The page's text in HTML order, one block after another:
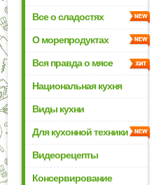
Все о сладостях
О морепродуктах
Вся правда о мясе
Национальная кухня
Виды кухни
Для кухонной техники
Видеорецепты
Консервирование